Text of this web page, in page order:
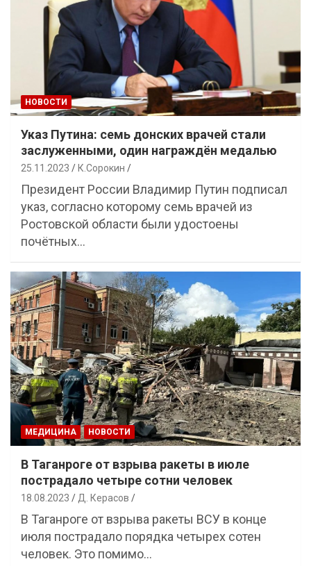
НОВОСТИ
Указ Путина: семь донских врачей стали
заслуженными, один награждён медалью
25.11.2023 К.Сорокин
Президент России Владимир Путин подписал
указ, согласно которому семь врачей из
Ростовской области были удостоены
почётных…
МЕДИЦИНА НОВОСТИ
В Таганроге от взрыва ракеты в июле
пострадало четыре сотни человек
18.08.2023 Д. Керасов
В Таганроге от взрыва ракеты ВСУ в конце
июля пострадало порядка четырех сотен
человек. Это помимо…